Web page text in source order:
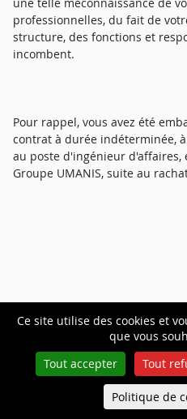
Ce site utilise des cookies et
que vous
Tout accepter
Tout
Politique de
professionnelles, du fait de
structure, des fonctions et
incombent.
Pour rappel, vous avez été
contrat à durée indéterminée,
au poste d'ingénieur d'affaires,
Groupe UMANIS, suite au
Directeur de Business Unit ;
responsabilité qui est le vôtre
revêtent un caractère fautif et
Queue-Fair